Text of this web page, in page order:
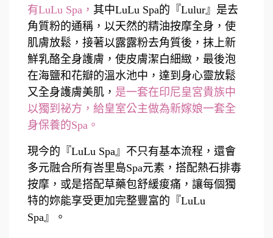
有LuLu Spa， 其中LuLu Spa的『Lulur』是去
角質粉的通稱，以天然的精油按摩全身，使
肌膚放鬆，接著以露露粉去角質後，抹上新
鮮乳酪全身護膚，使皮膚潔白細緻，最後泡
在海鹽和花瓣的溫水池中，達到身心靈放鬆
又全身護膚美肌， 是一套在印尼皇宮貴族中
以獨到祕方，給皇室公主做為新嫁娘一套全
身保養的Spa。
現今的『LuLu Spa』不只有基本流程，還會
多元融合所有峇里島Spa元素，搭配熱石排毒
按摩，或是搭配草藥包舒緩痠痛，讓每個獨
特的妳能享受更加完整豐富的『LuLu
Spa』。